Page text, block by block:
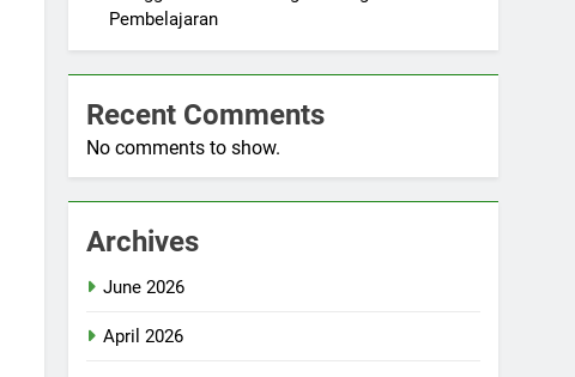
Pembelajaran
Recent Comments
No comments to show.
Archives
June 2026
April 2026